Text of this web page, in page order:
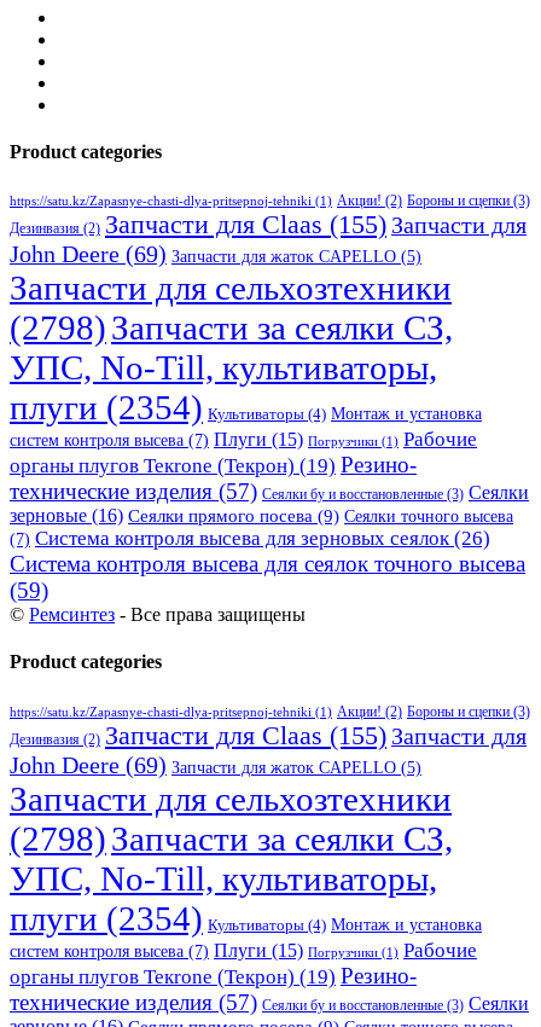
Product categories
https://satu.kz/Zapasnye-chasti-dlya-pritsepnoj-tehniki (1) Акции! (2) Бороны и сцепки (3)
Дезинвазия (2) Запчасти для Claas (155) Запчасти для
John Deere (69) Запчасти для жаток CAPELLO (5)
Запчасти для сельхозтехники
(2798)Запчасти за сеялки СЗ,
УПС, No-Till, культиваторы,
плуги (2354) Культиваторы (4) Монтаж и установка
систем контроля высева (7) Плуги (15) Погрузчики (1) Рабочие
органы плугов Текrоne (Текрон) (19) Резино-
технические изделия (57) Сеялки бу и восстановленные (3) Сеялки
зерновые (16) Сеялки прямого посева (9) Сеялки точного высева
(7) Система контроля высева для зерновых сеялок(26)
Система контроля высева для сеялок точного высева
(59)
© Ремсинтез - Все права защищены
Product categories
https://satu.kz/Zapasnye-chasti-dlya-pritsepnoj-tehniki (1) Акции! (2) Бороны и сцепки (3)
Дезинвазия (2) Запчасти для Claas (155) Запчасти для
John Deere (69) Запчасти для жаток CAPELLO (5)
Запчасти для сельхозтехники
(2798)Запчасти за сеялки СЗ,
УПС, No-Till, культиваторы,
плуги (2354) Культиваторы (4) Монтаж и установка
систем контроля высева (7) Плуги (15) Погрузчики (1) Рабочие
органы плугов Текrоne (Текрон) (19) Резино-
технические изделия (57) Сеялки бу и восстановленные (3) Сеялки